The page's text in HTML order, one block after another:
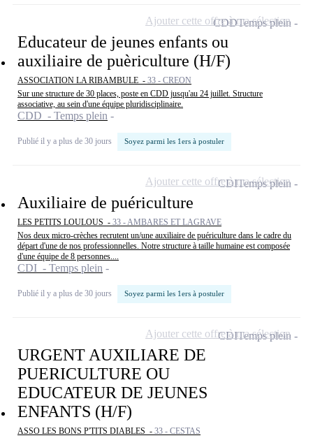
Educateur de jeunes enfants ou
auxiliaire de puèriculture (H/F)
ASSOCIATION LA RIBAMBULE - 33 - CREON
Sur une structure de 30 places, poste en CDD jusqu'au 24 juillet. Structure
associative, au sein d'une équipe pluridisciplinaire.
CDD - Temps plein
Publié il y a plus de 30 jours Soyez parmi les 1ers à postuler
CDDTemps plein
Ajouter cette offre à ma sélection
Auxiliaire de puériculture
LES PETITS LOULOUS - 33 - AMBARES ET LAGRAVE
Nos deux micro-crèches recrutent un/une auxiliaire de puériculture dans le cadre du
départ d'une de nos professionnelles. Notre structure à taille humaine est composée
d'une équipe de 8 personnes....
CDI - Temps plein
Publié il y a plus de 30 jours Soyez parmi les 1ers à postuler
CDITemps plein
Ajouter cette offre à ma sélection
URGENT AUXILIARE DE
PUERICULTURE OU
EDUCATEUR DE JEUNES
ENFANTS (H/F)
ASSO LES BONS P'TITS DIABLES - 33 - CESTAS
CDITemps plein
Ajouter cette offre à ma sélection